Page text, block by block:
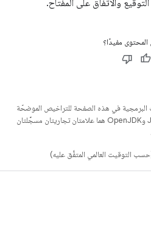
والاتفاق على المفتاح.
مفيدًا؟
البرمجية في هذه الصفحة للتراخيص الموضحّة
. إنّ Java وOpenJDK هما علامتان تجاريتان مسجَّلتان